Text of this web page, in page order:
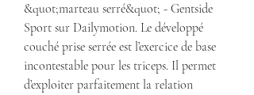
&quot;marteau serré&quot; - Gentside
Sport sur Dailymotion. Le développé
couché prise serrée est l’exercice de base
incontestable pour les triceps. Il permet
d’exploiter parfaitement la relation